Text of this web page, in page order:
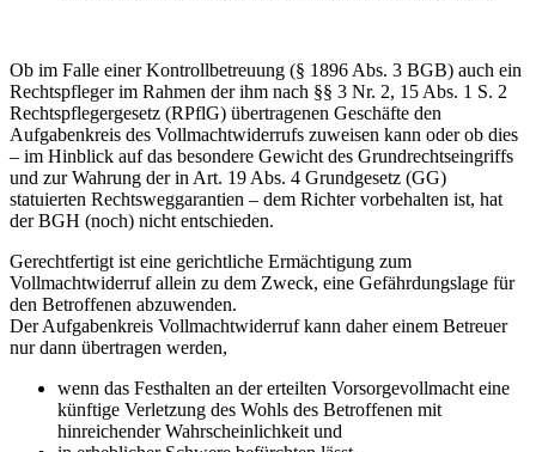
Ob im Falle einer Kontrollbetreuung (§ 1896 Abs. 3 BGB) auch ein
Rechtspfleger im Rahmen der ihm nach §§ 3 Nr. 2, 15 Abs. 1 S. 2
Rechtspflegergesetz (RPflG) übertragenen Geschäfte den
Aufgabenkreis des Vollmachtwiderrufs zuweisen kann oder ob dies
– im Hinblick auf das besondere Gewicht des Grundrechtseingriffs
und zur Wahrung der in Art. 19 Abs. 4 Grundgesetz (GG)
statuierten Rechtsweggarantien – dem Richter vorbehalten ist, hat
der BGH (noch) nicht entschieden.
Gerechtfertigt ist eine gerichtliche Ermächtigung zum
Vollmachtwiderruf allein zu dem Zweck, eine Gefährdungslage für
den Betroffenen abzuwenden.
Der Aufgabenkreis Vollmachtwiderruf kann daher einem Betreuer
nur dann übertragen werden,
wenn das Festhalten an der erteilten Vorsorgevollmacht eine
künftige Verletzung des Wohls des Betroffenen mit
hinreichender Wahrscheinlichkeit und